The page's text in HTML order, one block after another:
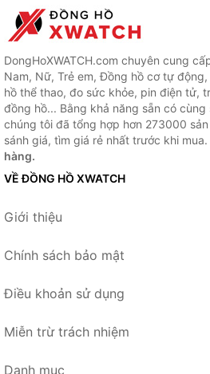
DongHoXWATCH.com chuyên cung
Nam, Nữ, Trẻ em, Đồng hồ cơ tự
hồ thể thao, đo sức khỏe, pin điện tử,
đồng hồ... Bằng khả năng sẵn có
chúng tôi đã tổng hợp hơn 273000
sánh giá, tìm giá rẻ nhất trước khi mua.
hàng.
VỀ ĐỒNG HỒ XWATCH
Giới thiệu
Chính sách bảo mật
Điều khoản sử dụng
Miễn trừ trách nhiệm
Danh mục